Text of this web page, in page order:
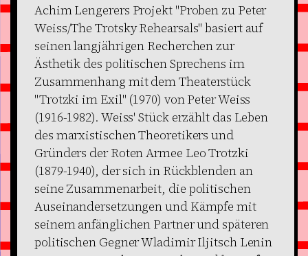
Achim Lengerers Projekt "Proben zu Peter
Weiss/The Trotsky Rehearsals" basiert auf
seinen langjährigen Recherchen zur
Ästhetik des politischen Sprechens im
Zusammenhang mit dem Theaterstück
"Trotzki im Exil" (1970) von Peter Weiss
(1916-1982). Weiss' Stück erzählt das Leben
des marxistischen Theoretikers und
Gründers der Roten Armee Leo Trotzki
(1879-1940), der sich in Rückblenden an
seine Zusammenarbeit, die politischen
Auseinandersetzungen und Kämpfe mit
seinem anfänglichen Partner und späteren
politischen Gegner Wladimir Iljitsch Lenin